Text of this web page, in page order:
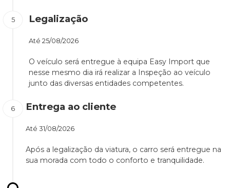
Legalização
Até 25/08/2026
O veículo será entregue à equipa Easy Import que
nesse mesmo dia irá realizar a Inspeção ao veículo
junto das diversas entidades competentes.
Entrega ao cliente
Até 31/08/2026
Após a legalização da viatura, o carro será entregue na
sua morada com todo o conforto e tranquilidade.